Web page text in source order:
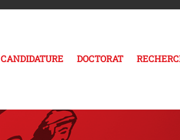
CANDIDATURE DOCTORAT